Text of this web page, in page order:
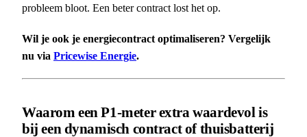
probleem bloot. Een beter contract lost het op.
Wil je ook je energiecontract optimaliseren? Vergelijk
nu via Pricewise Energie.
Waarom een P1-meter extra waardevol is
bij een dynamisch contract of thuisbatterij